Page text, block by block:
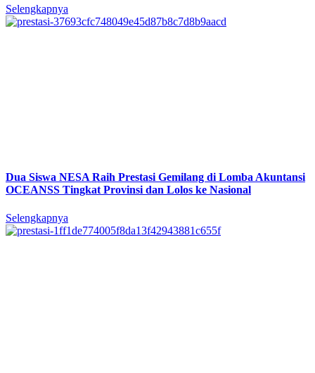
Selengkapnya
Dua Siswa NESA Raih Prestasi Gemilang di Lomba Akuntansi
OCEANSS Tingkat Provinsi dan Lolos ke Nasional
Selengkapnya